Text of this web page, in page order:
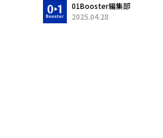
01Booster編集部
2025.04.28